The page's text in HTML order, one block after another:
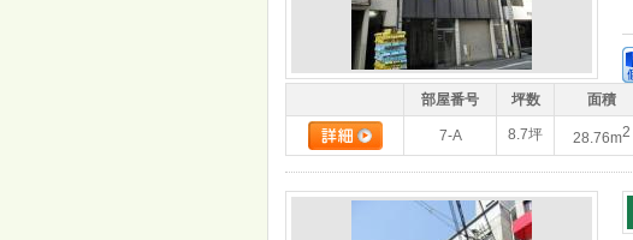
部屋番号 坪数 面積
7-A 8.7坪 28.76m2